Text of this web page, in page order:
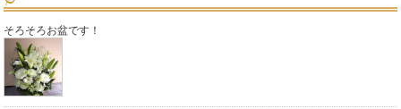
そろそろお盆です！